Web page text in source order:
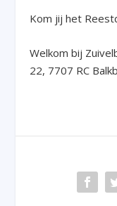
Kom jij het
Welkom bij
22, 7707 RC